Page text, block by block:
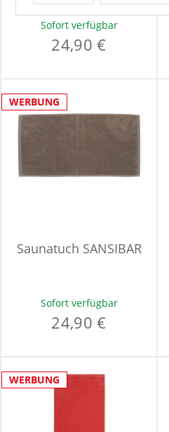
Sofort verfügbar
24,90 €
WERBUNG
Saunatuch SANSIBAR
Sofort verfügbar
24,90 €
WERBUNG